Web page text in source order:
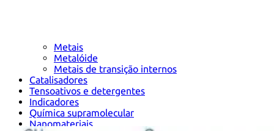
Metais
Metalóide
Metais de transição internos
Catalisadores
Tensoativos e detergentes
Indicadores
Química supramolecular
Nanomateriais